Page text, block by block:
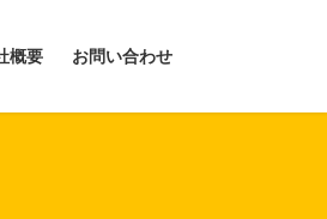
概要 お問い合わせ